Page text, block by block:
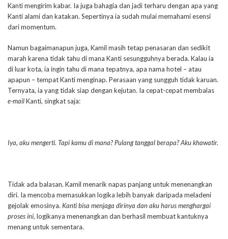
Kanti mengirim kabar. Ia juga bahagia dan jadi terharu dengan apa yang
Kanti alami dan katakan. Sepertinya ia sudah mulai memahami esensi
dari momentum.
Namun bagaimanapun juga, Kamil masih tetap penasaran dan sedikit
marah karena tidak tahu di mana Kanti sesungguhnya berada. Kalau ia
di luar kota, ia ingin tahu di mana tepatnya, apa nama hotel – atau
apapun – tempat Kanti menginap. Perasaan yang sungguh tidak karuan.
Ternyata, ia yang tidak siap dengan kejutan. Ia cepat-cepat membalas
e-mailKanti, singkat saja:
Iya, aku mengerti. Tapi kamu di mana? Pulang tanggal berapa? Aku khawatir.
Tidak ada balasan. Kamil menarik napas panjang untuk menenangkan
diri. Ia mencoba memasukkan logika lebih banyak daripada meladeni
gejolak emosinya. Kanti bisa menjaga dirinya dan aku harus menghargai
proses ini, logikanya menenangkan dan berhasil membuat kantuknya
menang untuk sementara.